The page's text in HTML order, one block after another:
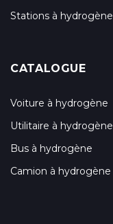
Stations à hydrogène
CATALOGUE
Voiture à hydrogène
Utilitaire à hydrogène
Bus à hydrogène
Camion à hydrogène